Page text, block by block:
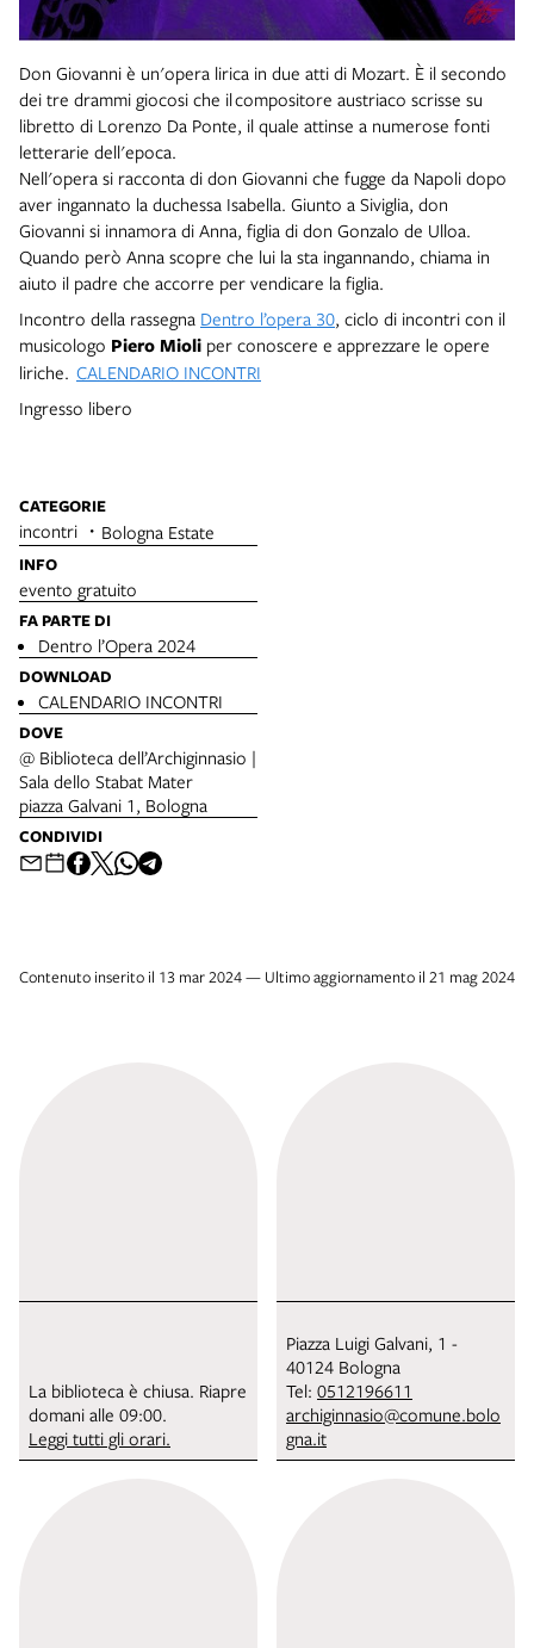
Don Giovanni è un'opera lirica in due atti di Mozart. È il secondo
dei tre drammi giocosi che il compositore austriaco scrisse su
libretto di Lorenzo Da Ponte, il quale attinse a numerose fonti
letterarie dell'epoca.
Nell'opera si racconta di don Giovanni che fugge da Napoli dopo
aver ingannato la duchessa Isabella. Giunto a Siviglia, don
Giovanni si innamora di Anna, figlia di don Gonzalo de Ulloa.
Quando però Anna scopre che lui la sta ingannando, chiama in
aiuto il padre che accorre per vendicare la figlia.
Incontro della rassegna Dentro l’opera 30, ciclo di incontri con il
musicologo Piero Mioli per conoscere e apprezzare le opere
liriche. CALENDARIO INCONTRI
Ingresso libero
CATEGORIE
incontri Bologna Estate
INFO
evento gratuito
FA PARTE DI
Dentro l’Opera 2024
DOWNLOAD
CALENDARIO INCONTRI
DOVE
@ Biblioteca dell’Archiginnasio |
Sala dello Stabat Mater
piazza Galvani 1, Bologna
CONDIVIDI
Contenuto inserito il 13 mar 2024 — Ultimo aggiornamento il 21 mag 2024
La biblioteca è chiusa. Riapre
domani alle 09:00.
Leggi tutti gli orari.
Piazza Luigi Galvani, 1 -
40124 Bologna
Tel: 0512196611
archiginnasio@comune.bolo
gna.it